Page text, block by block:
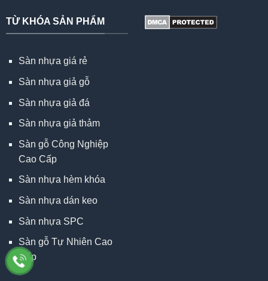
TỪ KHÓA SẢN PHẨM
Sàn nhựa giá rẻ
Sàn nhựa giả gỗ
Sàn nhựa giả đá
Sàn nhựa giả thảm
Sàn gỗ Công Nghiệp
Cao Cấp
Sàn nhựa hèm khóa
Sàn nhựa dán keo
Sàn nhựa SPC
Sàn gỗ Tự Nhiên Cao
Cấp